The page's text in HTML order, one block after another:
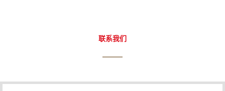
联系我们